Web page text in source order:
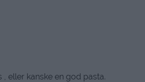
, eller kanske en god pasta.